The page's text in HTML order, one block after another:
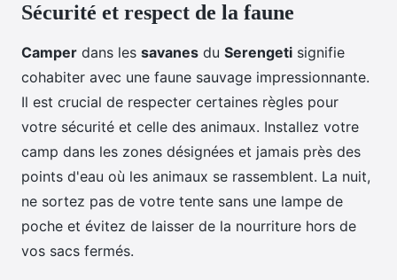
Sécurité et respect de la faune
Camper dans les savanes du Serengeti signifie
cohabiter avec une faune sauvage impressionnante.
Il est crucial de respecter certaines règles pour
votre sécurité et celle des animaux. Installez votre
camp dans les zones désignées et jamais près des
points d'eau où les animaux se rassemblent. La nuit,
ne sortez pas de votre tente sans une lampe de
poche et évitez de laisser de la nourriture hors de
vos sacs fermés.